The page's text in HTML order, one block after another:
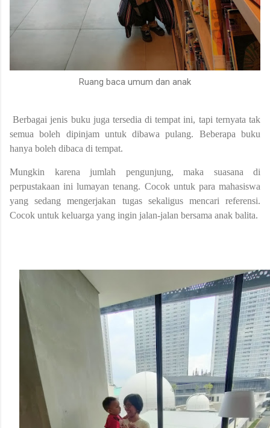
Ruang baca umum dan anak
Berbagai jenis buku juga tersedia di tempat ini, tapi ternyata tak
semua boleh dipinjam untuk dibawa pulang. Beberapa buku
hanya boleh dibaca di tempat.
Mungkin karena jumlah pengunjung, maka suasana di
perpustakaan ini lumayan tenang. Cocok untuk para mahasiswa
yang sedang mengerjakan tugas sekaligus mencari referensi.
Cocok untuk keluarga yang ingin jalan-jalan bersama anak balita.